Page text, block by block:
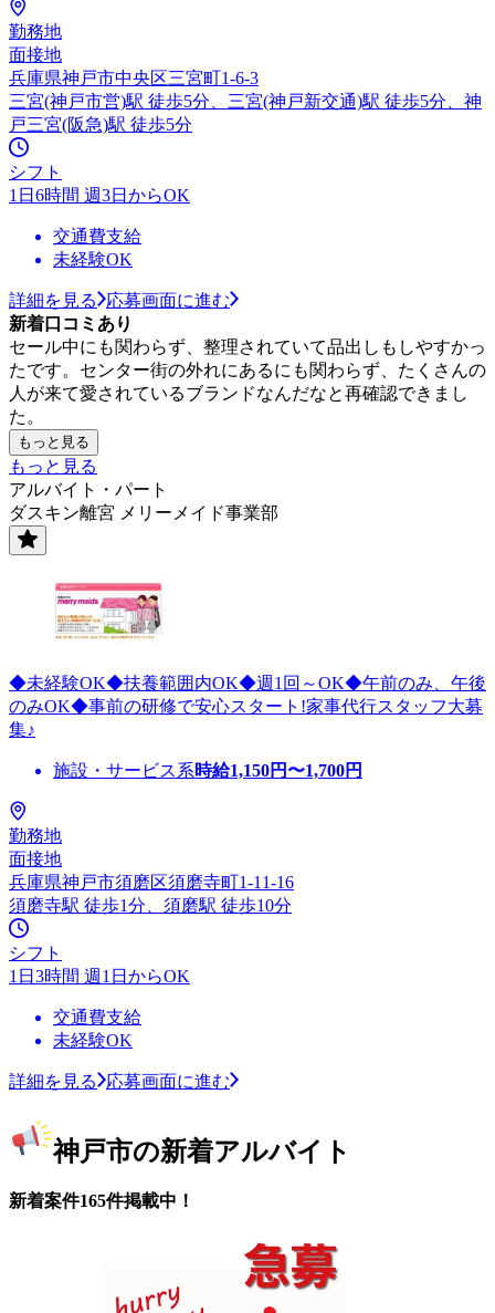
勤務地
面接地
兵庫県神戸市中央区三宮町1-6-3
三宮(神戸市営)駅 徒歩5分、三宮(神戸新交通)駅 徒歩5分、神
戸三宮(阪急)駅 徒歩5分
シフト
1日6時間 週3日からOK
交通費支給
未経験OK
詳細を見る
応募画面に進む
新着口コミあり
セール中にも関わらず、整理されていて品出しもしやすかっ
たです。センター街の外れにあるにも関わらず、たくさんの
人が来て愛されているブランドなんだなと再確認できまし
た。
もっと見る
もっと見る
アルバイト・パート
ダスキン離宮 メリーメイド事業部
◆未経験OK◆扶養範囲内OK◆週1回～OK◆午前のみ、午後
のみOK◆事前の研修で安心スタート!家事代行スタッフ大募
集♪
施設・サービス系時給1,150円〜1,700円
勤務地
面接地
兵庫県神戸市須磨区須磨寺町1-11-16
須磨寺駅 徒歩1分、須磨駅 徒歩10分
シフト
1日3時間 週1日からOK
交通費支給
未経験OK
詳細を見る 応募画面に進む
神戸市の新着アルバイト
新着案件165件掲載中！